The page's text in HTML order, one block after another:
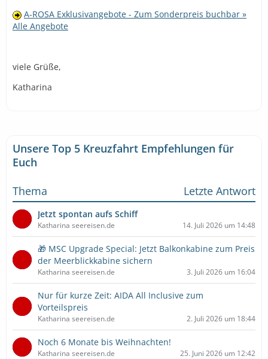
A-ROSA Exklusivangebote - Zum Sonderpreis buchbar »
Alle Angebote
viele Grüße,
Katharina
Unsere Top 5 Kreuzfahrt Empfehlungen für
Euch
Thema
Letzte Antwort
Jetzt spontan aufs Schiff
Katharina seereisen.de 14. Juli 2026 um 14:48
🎁 MSC Upgrade Special: Jetzt Balkonkabine zum Preis
der Meerblickkabine sichern
Katharina seereisen.de 3. Juli 2026 um 16:04
Nur für kurze Zeit: AIDA All Inclusive zum
Vorteilspreis
Katharina seereisen.de 2. Juli 2026 um 18:44
Noch 6 Monate bis Weihnachten!
Katharina seereisen.de 25. Juni 2026 um 12:42